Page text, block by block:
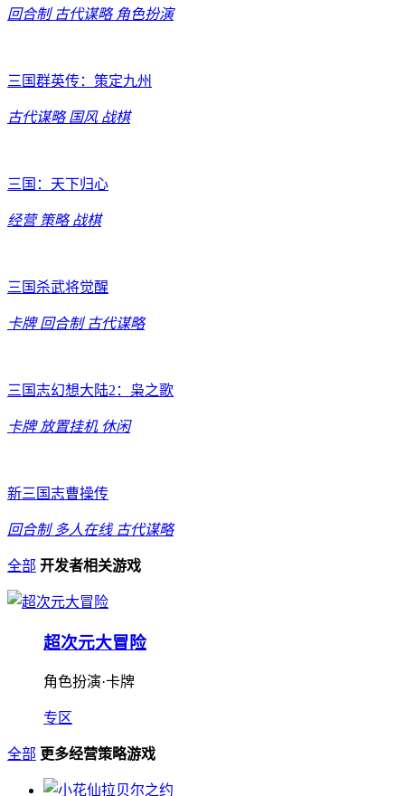
回合制 古代谋略 角色扮演
三国群英传：策定九州
古代谋略 国风 战棋
三国：天下归心
经营 策略 战棋
三国杀武将觉醒
卡牌 回合制 古代谋略
三国志幻想大陆2：枭之歌
卡牌 放置挂机 休闲
新三国志曹操传
回合制 多人在线 古代谋略
全部 开发者相关游戏
超次元大冒险
角色扮演·卡牌
专区
全部 更多经营策略游戏